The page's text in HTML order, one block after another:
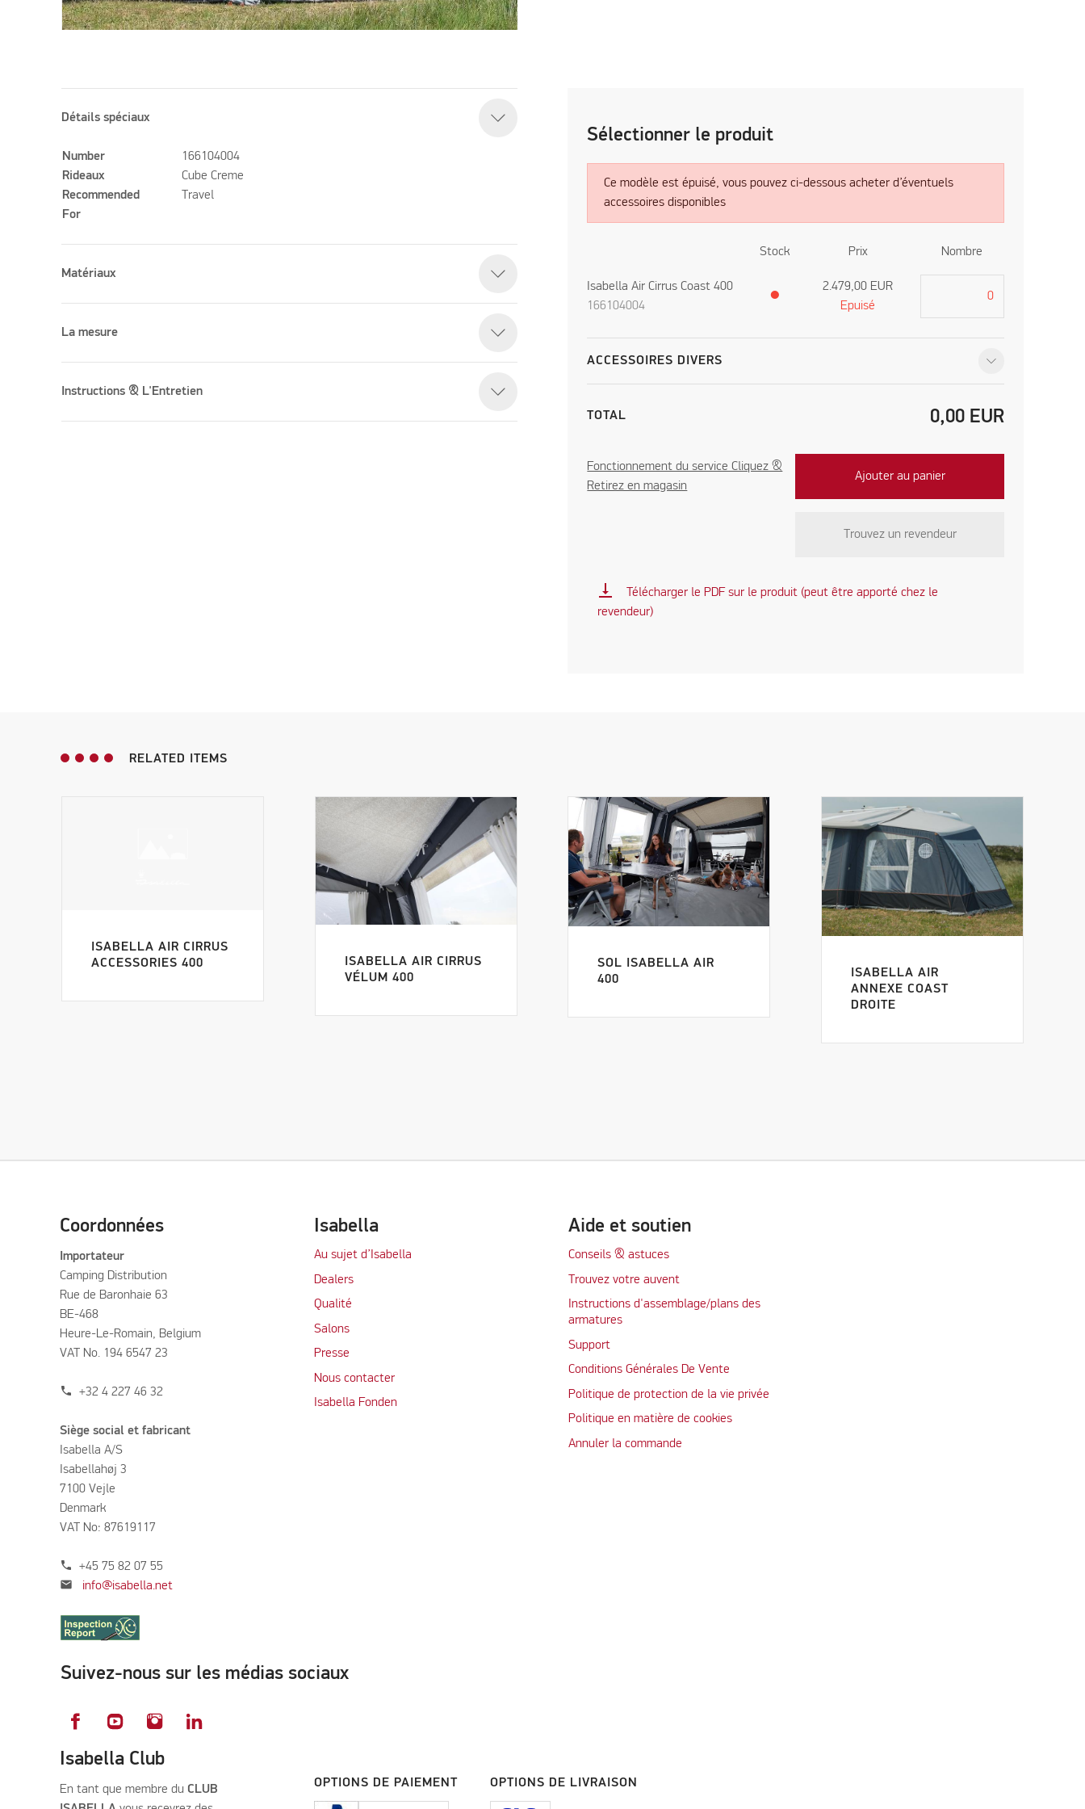
Sélectionner le produit
Ce modèle est épuisé, vous pouvez ci-dessous acheter d’éventuels
accessoires disponibles
Stock Prix Nombre
Isabella Air Cirrus Coast 400
166104004
●
2.479,00 EUR
Epuisé
ACCESSOIRES DIVERS
TOTAL 0,00 EUR
Fonctionnement du service Cliquez &
Retirez en magasin
Ajouter au panier
Trouvez un revendeur
vertical_align_bottom
Télécharger le PDF sur le produit (peut être apporté chez le
revendeur)
Détails spéciaux
Number
166104004
Rideaux
Cube Creme
Recommended
For
Travel
Matériaux
La mesure
Instructions & L'Entretien
RELATED ITEMS
ISABELLA AIR CIRRUS
ACCESSORIES 400
ISABELLA AIR CIRRUS
VÉLUM 400
SOL ISABELLA AIR
400
ISABELLA AIR
ANNEXE COAST
DROITE
Coordonnées
Importateur
Camping Distribution
Rue de Baronhaie 63
BE-468
Heure-Le-Romain, Belgium
VAT No. 194 6547 23
phone +32 4 227 46 32
Siège social et fabricant
Isabella A/S
Isabellahøj 3
7100 Vejle
Denmark
VAT No: 87619117
phone +45 75 82 07 55
mail info@isabella.net
Isabella
Au sujet d’Isabella
Dealers
Qualité
Salons
Presse
Nous contacter
Isabella Fonden
Aide et soutien
Conseils & astuces
Trouvez votre auvent
Instructions d'assemblage/plans des
armatures
Support
Conditions Générales De Vente
Politique de protection de la vie privée
Politique en matière de cookies
Annuler la commande
Suivez-nous sur les médias sociaux
Isabella Club
En tant que membre du CLUB
OPTIONS DE PAIEMENT OPTIONS DE LIVRAISON